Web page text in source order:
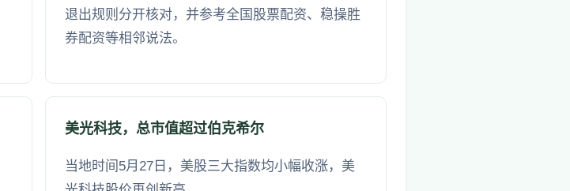
退出规则分开核对，并参考全国股票配资、稳操胜
券配资等相邻说法。
美光科技，总市值超过伯克希尔
当地时间5月27日，美股三大指数均小幅收涨，美